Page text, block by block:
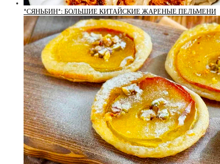
*СЯНЬБИН*: БОЛЬШИЕ КИТАЙСКИЕ ЖАРЕНЫЕ ПЕЛЬМЕНИ